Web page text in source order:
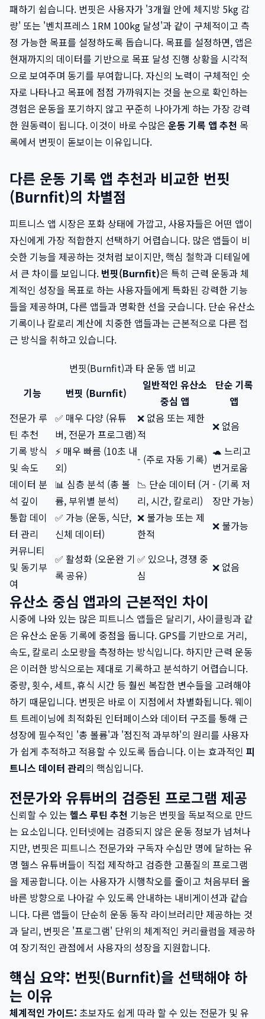
패하기 쉽습니다. 번핏은 사용자가 '3개월 안에 체지방 5kg 감
량' 또는 '벤치프레스 1RM 100kg 달성'과 같이 구체적이고 측
정 가능한 목표를 설정하도록 돕습니다. 목표를 설정하면, 앱은
현재까지의 데이터를 기반으로 목표 달성 진행 상황을 시각적
으로 보여주며 동기를 부여합니다. 자신의 노력이 구체적인 숫
자로 나타나고 목표에 점점 가까워지는 것을 눈으로 확인하는
경험은 운동을 포기하지 않고 꾸준히 나아가게 하는 가장 강력
한 원동력이 됩니다. 이것이 바로 수많은 운동 기록 앱 추천 목
록에서 번핏이 돋보이는 이유입니다.
다른 운동 기록 앱 추천과 비교한 번핏
(Burnfit)의 차별점
피트니스 앱 시장은 포화 상태에 가깝고, 사용자들은 어떤 앱이
자신에게 가장 적합한지 선택하기 어렵습니다. 많은 앱들이 비
슷한 기능을 제공하는 것처럼 보이지만, 핵심 철학과 디테일에
서 큰 차이를 보입니다. 번핏(Burnfit)은 특히 근력 운동과 체
계적인 성장을 목표로 하는 사용자들에게 특화된 강력한 기능
들을 제공하며, 다른 앱들과 명확한 선을 긋습니다. 단순 유산소
기록이나 칼로리 계산에 치중한 앱들과는 근본적으로 다른 접
근 방식을 취하고 있습니다.
번핏(Burnfit)과 타 운동 앱 비교
기능
번핏 (Burnfit)
일반적인 유산소
중심 앱
단순 기록
앱
전문가 루
틴 추천
✅ 매우 다양 (유튜
버, 전문가 프로그램)
❌ 없음 또는 제한
적
❌ 없음
기록 방식
및 속도
⚡️ 매우 빠름 (10초 내
외)
- (주로 자동 기록)
🐢 느리고
번거로움
데이터 분
석 깊이
📊 심층 분석 (총 볼
륨, 부위별 분석)
📉 단순 데이터 (거
리, 시간, 칼로리)
- (기록 저
장만 가능)
통합 데이
터 관리
✅ 가능 (운동, 식단,
신체 데이터)
❌ 불가능 또는 제
한적
❌ 불가능
커뮤니티
및 동기부
여
✅ 활성화 (오운완 기
록 공유)
✅ 있으나, 경쟁 중
심
❌ 없음
유산소 중심 앱과의 근본적인 차이
시중에 나와 있는 많은 피트니스 앱들은 달리기, 사이클링과 같
은 유산소 운동 기록에 중점을 둡니다. GPS를 기반으로 거리,
속도, 칼로리 소모량을 측정하는 방식입니다. 하지만 근력 운동
은 이러한 방식으로는 제대로 기록하고 분석하기 어렵습니다.
중량, 횟수, 세트, 휴식 시간 등 훨씬 복잡한 변수들을 고려해야
하기 때문입니다. 번핏은 바로 이 지점에서 차별화됩니다. 웨이
트 트레이닝에 최적화된 인터페이스와 데이터 구조를 통해 근
성장에 필수적인 '총 볼륨'과 '점진적 과부하'의 원리를 사용자
가 쉽게 추적하고 적용할 수 있도록 돕습니다. 이는 효과적인 피
트니스 데이터 관리의 핵심입니다.
전문가와 유튜버의 검증된 프로그램 제공
신뢰할 수 있는 헬스 루틴 추천 기능은 번핏을 독보적으로 만드
는 요소입니다. 인터넷에는 검증되지 않은 운동 정보가 넘쳐나
지만, 번핏은 피트니스 전문가와 구독자 수십만 명에 달하는 유
명 헬스 유튜버들이 직접 제작하고 검증한 고품질의 프로그램
을 제공합니다. 이는 사용자가 시행착오를 줄이고 처음부터 올
바른 방향으로 나아갈 수 있도록 안내하는 내비게이션과 같습
니다. 다른 앱들이 단순히 운동 동작 라이브러리만 제공하는 것
과 달리, 번핏은 '프로그램' 단위의 체계적인 커리큘럼을 제공하
여 장기적인 관점에서 사용자의 성장을 지원합니다.
핵심 요약: 번핏(Burnfit)을 선택해야 하
는 이유
체계적인 가이드: 초보자도 쉽게 따라 할 수 있는 전문가 및 유